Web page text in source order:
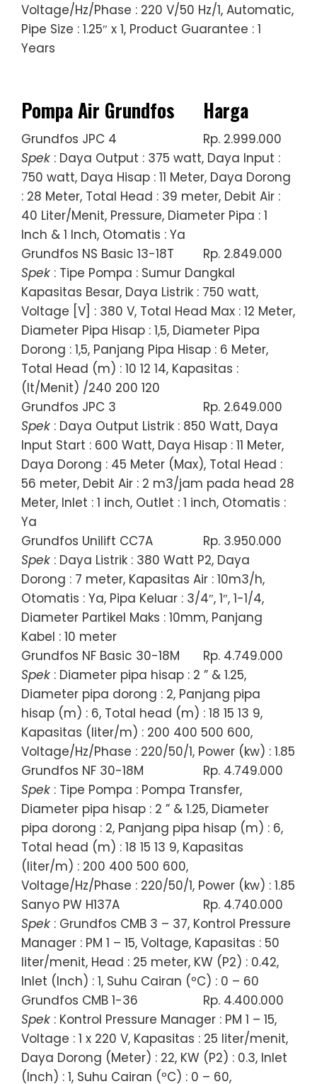
Voltage/Hz/Phase : 220 V/50 Hz/1, Automatic,
Pipe Size : 1.25″ x 1, Product Guarantee : 1
Years
Pompa Air Grundfos Harga
Grundfos JPC 4
Rp. 2.999.000
Spek : Daya Output : 375 watt, Daya Input :
750 watt, Daya Hisap : 11 Meter, Daya Dorong
: 28 Meter, Total Head : 39 meter, Debit Air :
40 Liter/Menit, Pressure, Diameter Pipa : 1
Inch & 1 Inch, Otomatis : Ya
Grundfos NS Basic 13-18T
Rp. 2.849.000
Spek : Tipe Pompa : Sumur Dangkal
Kapasitas Besar, Daya Listrik : 750 watt,
Voltage [V] : 380 V, Total Head Max : 12 Meter,
Diameter Pipa Hisap : 1,5, Diameter Pipa
Dorong : 1,5, Panjang Pipa Hisap : 6 Meter,
Total Head (m) : 10 12 14, Kapasitas :
(lt/Menit) /240 200 120
Grundfos JPC 3
Rp. 2.649.000
Spek : Daya Output Listrik : 850 Watt, Daya
Input Start : 600 Watt, Daya Hisap : 11 Meter,
Daya Dorong : 45 Meter (Max), Total Head :
56 meter, Debit Air : 2 m3/jam pada head 28
Meter, Inlet : 1 inch, Outlet : 1 inch, Otomatis :
Ya
Grundfos Unilift CC7A
Rp. 3.950.000
Spek : Daya Listrik : 380 Watt P2, Daya
Dorong : 7 meter, Kapasitas Air : 10m3/h,
Otomatis : Ya, Pipa Keluar : 3/4″, 1″, 1-1/4,
Diameter Partikel Maks : 10mm, Panjang
Kabel : 10 meter
Grundfos NF Basic 30-18M
Rp. 4.749.000
Spek : Diameter pipa hisap : 2 ” & 1.25,
Diameter pipa dorong : 2, Panjang pipa
hisap (m) : 6, Total head (m) : 18 15 13 9,
Kapasitas (liter/m) : 200 400 500 600,
Voltage/Hz/Phase : 220/50/1, Power (kw) : 1.85
Grundfos NF 30-18M
Rp. 4.749.000
Spek : Tipe Pompa : Pompa Transfer,
Diameter pipa hisap : 2 ” & 1.25, Diameter
pipa dorong : 2, Panjang pipa hisap (m) : 6,
Total head (m) : 18 15 13 9, Kapasitas
(liter/m) : 200 400 500 600,
Voltage/Hz/Phase : 220/50/1, Power (kw) : 1.85
Sanyo PW H137A
Rp. 4.740.000
Spek : Grundfos CMB 3 – 37, Kontrol Pressure
Manager : PM 1 – 15, Voltage, Kapasitas : 50
liter/menit, Head : 25 meter, KW (P2) : 0.42,
Inlet (Inch) : 1, Suhu Cairan (ºC) : 0 – 60
Grundfos CMB 1-36
Rp. 4.400.000
Spek : Kontrol Pressure Manager : PM 1 – 15,
Voltage : 1 x 220 V, Kapasitas : 25 liter/menit,
Daya Dorong (Meter) : 22, KW (P2) : 0.3, Inlet
(Inch) : 1, Suhu Cairan (ºC) : 0 – 60,